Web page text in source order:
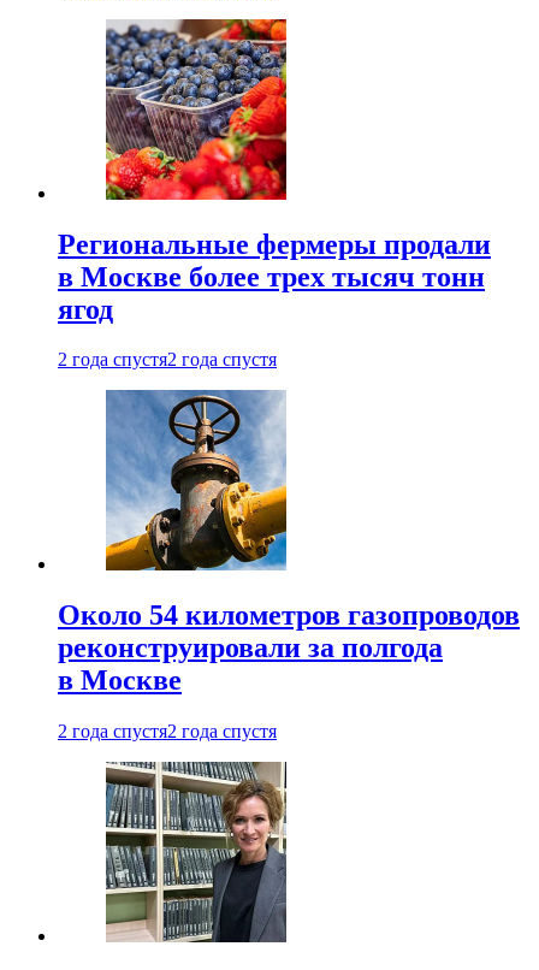
Региональные фермеры продали
в Москве более трех тысяч тонн
ягод
2 года спустя2 года спустя
Около 54 километров газопроводов
реконструировали за полгода
в Москве
2 года спустя2 года спустя